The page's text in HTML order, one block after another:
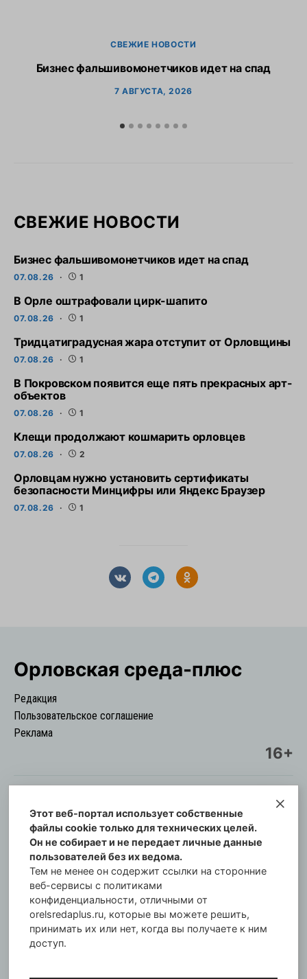
СВЕЖИЕ НОВОСТИ
Бизнес фальшивомонетчиков идет на спад
7 АВГУСТА, 2026
СВЕЖИЕ НОВОСТИ
Бизнес фальшивомонетчиков идет на спад
07.08.26 1
В Орле оштрафовали цирк-шапито
07.08.26 1
Тридцатиградусная жара отступит от Орловщины
07.08.26 1
В Покровском появится еще пять прекрасных арт-
объектов
07.08.26 1
Клещи продолжают кошмарить орловцев
07.08.26 2
Орловцам нужно установить сертификаты
безопасности Минцифры или Яндекс Браузер
07.08.26 1
Орловская cреда-плюс
Редакция
Пользовательское соглашение
Реклама
16+
© Информационный городской портал
Орловская cреда-плюс, 2021-2026
Свидетельство о регистрации СМИ: ПИ №57-
00254 от 29 октября 2013 г.
Газета зарегистрирована Управлением
Федеральной службы по надзору в сфере связи,
информационных технологий и массовых
коммуникаций по Орловской области.
Главный редактор: Татьяна Филёва
Этот веб-портал использует собственные
файлы cookie только для технических целей.
Он не собирает и не передает личные данные
пользователей без их ведома.
Тем не менее он содержит ссылки на сторонние
веб-сервисы с политиками
конфиденциальности, отличными от
orelsredaplus.ru, которые вы можете решить,
принимать их или нет, когда вы получаете к ним
доступ.